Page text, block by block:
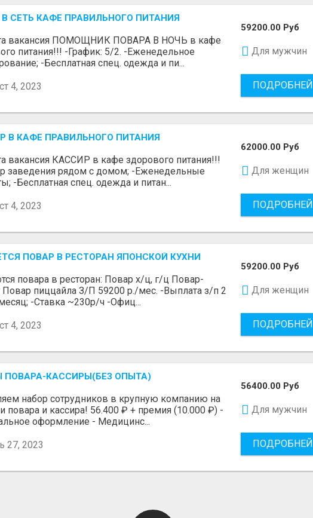
СЕТЬ КАФЕ ПРАВИЛЬНОГО ПИТАНИЯ
вакансия ПОМОЩНИК ПОВАРА В НОЧЬ в кафе
питания!!! -График: 5/2. -Еженедельное
-Бесплатная спец. одежда и пи...
4, 2023
59200.00 Руб
Для мужчин
ПОДРОБНЕЙ
В КАФЕ ПРАВИЛЬНОГО ПИТАНИЯ
вакансия КАССИР в кафе здорового питания!!!
заведения рядом с домом; -Еженедельные
-Бесплатная спец. одежда и питан...
4, 2023
62000.00 Руб
Для женщин
ПОДРОБНЕЙ
ПОВАР В РЕСТОРАН ЯПОНСКОЙ КУХНИ
повара в ресторан: Повар х/ц, г/ц Повар-
Повар пиццайла З/П 59200 р./мес. -Выплата з/п 2
-Ставка ~230р/ч -Офиц...
4, 2023
59200.00 Руб
Для женщин
ПОДРОБНЕЙ
ПОВАРА-КАССИРЫ(БЕЗ ОПЫТА)
набор сотрудников в крупную компанию на
повара и кассира! 56.400 ₽ + премия (10.000 ₽) -
оформление - Медицинс...
27, 2023
56400.00 Руб
Для мужчин
ПОДРОБНЕЙ